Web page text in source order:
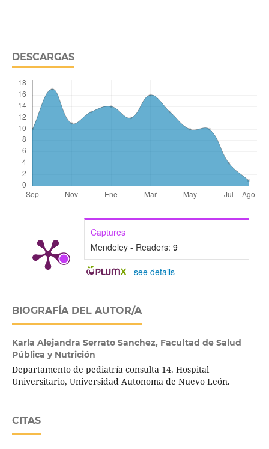
DESCARGAS
Captures
Mendeley - Readers: 9
- see details
BIOGRAFÍA DEL AUTOR/A
Karla Alejandra Serrato Sanchez, Facultad de Salud
Pública y Nutrición
Departamento de pediatría consulta 14. Hospital
Universitario, Universidad Autonoma de Nuevo León.
CITAS